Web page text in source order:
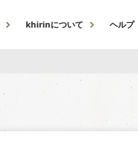
khirinについて ヘルプ